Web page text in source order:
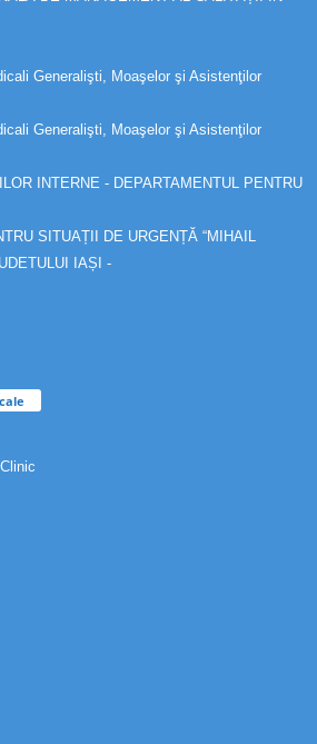
Generalişti, Moaşelor şi Asistenţilor
Generalişti, Moaşelor şi Asistenţilor
INTERNE - DEPARTAMENTUL PENTRU
SITUAȚII DE URGENȚĂ “MIHAIL
IAȘI -